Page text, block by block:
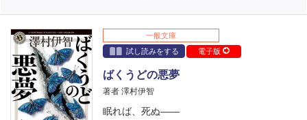
一般文庫
試し読みをする
電子版
ばくうどの悪夢
著者 澤村伊智
眠れば、死ぬ――